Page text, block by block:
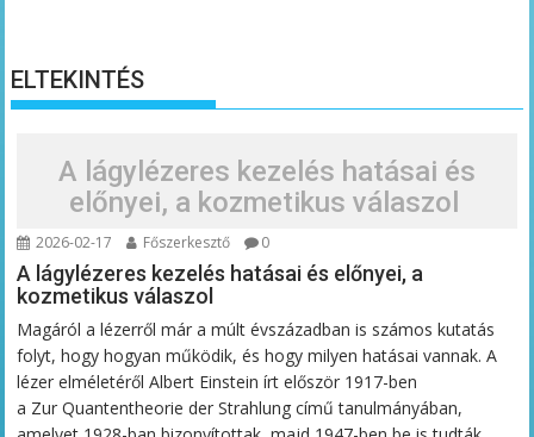
ELTEKINTÉS
A lágylézeres kezelés hatásai és
előnyei, a kozmetikus válaszol
2026-02-17 Főszerkesztő 0
A lágylézeres kezelés hatásai és előnyei, a
kozmetikus válaszol
Magáról a lézerről már a múlt évszázadban is számos kutatás
folyt, hogy hogyan működik, és hogy milyen hatásai vannak. A
lézer elméletéről Albert Einstein írt először 1917-ben
a Zur Quantentheorie der Strahlung című tanulmányában,